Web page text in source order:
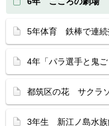
5年体育 鉄棒で連続
4年「パラ選手と鬼ご
都筑区の花 サクラ
3年生 新江ノ島水族